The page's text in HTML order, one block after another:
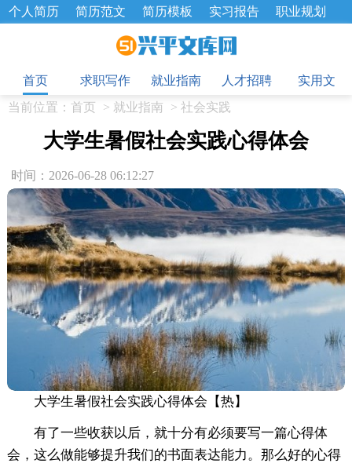
个人简历 简历范文 简历模板 实习报告
职业规划
招聘选拔 绩效考核 企业文化
工作总结
辞职报告
首页
求职写作 就业指南 人才招聘
实用文
当前位置： 首页 > 就业指南 > 社会实践
大学生暑假社会实践心得体会
时间：2026-06-28 06:12:27
大学生暑假社会实践心得体会【热】
有了一些收获以后，就十分有必须要写一篇心得体
会，这么做能够提升我们的书面表达能力。那么好的心得